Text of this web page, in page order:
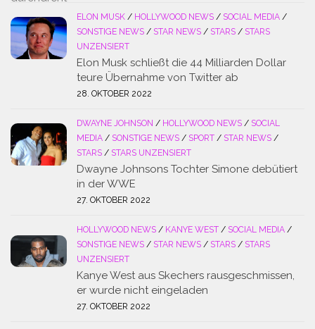
ELON MUSK / HOLLYWOOD NEWS / SOCIAL MEDIA /
SONSTIGE NEWS / STAR NEWS / STARS / STARS
UNZENSIERT
Elon Musk schließt die 44 Milliarden Dollar
teure Übernahme von Twitter ab
28. OKTOBER 2022
DWAYNE JOHNSON / HOLLYWOOD NEWS / SOCIAL
MEDIA / SONSTIGE NEWS / SPORT / STAR NEWS /
STARS / STARS UNZENSIERT
Dwayne Johnsons Tochter Simone debütiert
in der WWE
27. OKTOBER 2022
HOLLYWOOD NEWS / KANYE WEST / SOCIAL MEDIA /
SONSTIGE NEWS / STAR NEWS / STARS / STARS
UNZENSIERT
Kanye West aus Skechers rausgeschmissen,
er wurde nicht eingeladen
27. OKTOBER 2022